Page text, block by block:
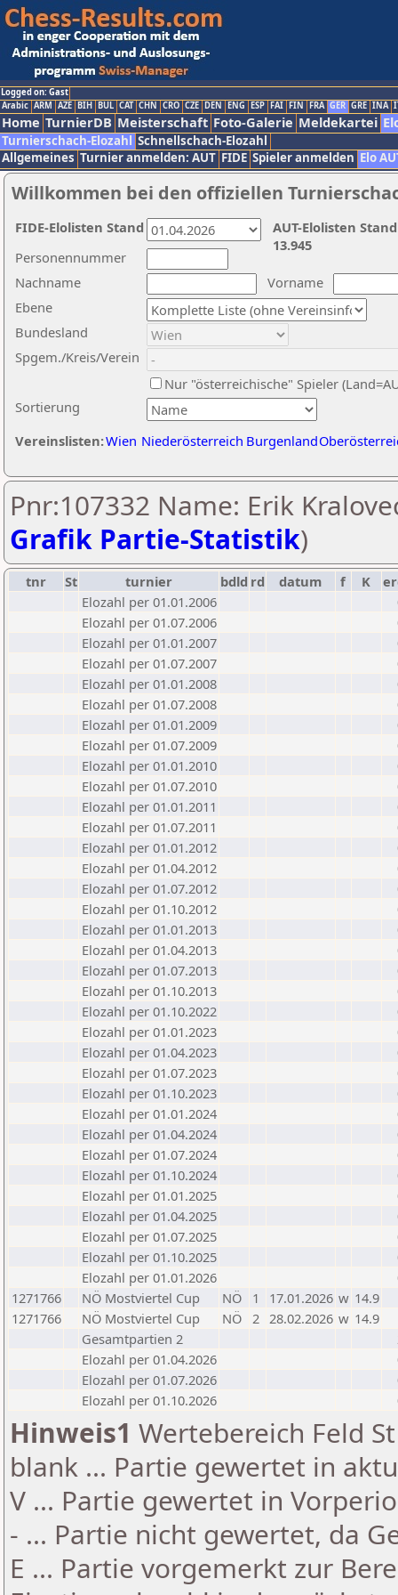
Logged on: Gast
Arabic ARM AZE BIH BUL CAT CHN CRO CZE DEN ENG ESP FAI FIN FRA GER GRE INA
Home TurnierDB Meisterschaft Foto-Galerie Meldekartei
Turnierschach-Elozahl Schnellschach-Elozahl
Allgemeines Turnier anmelden: AUT FIDE Spieler anmelden Elo
Willkommen bei den offiziellen
Nachname
Vorname
Ebene
Sortierung
Personennummer
Bundesland
Spgem./Kreis/Verein
Nur "österreichische" Spieler
Vereinslisten:Wien Niederösterreich Burgenland
AUT-Elolisten
13.945
FIDE-Elolisten Stand
Pnr:107332 Name: Erik
Grafik Partie-Statistik)
tnr St turnier bdld rd datum f K
Elozahl per 01.01.2006
Elozahl per 01.07.2006
Elozahl per 01.01.2007
Elozahl per 01.07.2007
Elozahl per 01.01.2008
Elozahl per 01.07.2008
Elozahl per 01.01.2009
Elozahl per 01.07.2009
Elozahl per 01.01.2010
Elozahl per 01.07.2010
Elozahl per 01.01.2011
Elozahl per 01.07.2011
Elozahl per 01.01.2012
Elozahl per 01.04.2012
Elozahl per 01.07.2012
Elozahl per 01.10.2012
Elozahl per 01.01.2013
Elozahl per 01.04.2013
Elozahl per 01.07.2013
Elozahl per 01.10.2013
Elozahl per 01.10.2022
Elozahl per 01.01.2023
Elozahl per 01.04.2023
Elozahl per 01.07.2023
Elozahl per 01.10.2023
Elozahl per 01.01.2024
Elozahl per 01.04.2024
Elozahl per 01.07.2024
Elozahl per 01.10.2024
Elozahl per 01.01.2025
Elozahl per 01.04.2025
Elozahl per 01.07.2025
Elozahl per 01.10.2025
Elozahl per 01.01.2026
1271766
NÖ Mostviertel Cup NÖ 1 17.01.2026 w 14.9
1271766
NÖ Mostviertel Cup NÖ 2 28.02.2026 w 14.9
Gesamtpartien 2
Elozahl per 01.04.2026
Elozahl per 01.07.2026
Elozahl per 01.10.2026
Hinweis1 Wertebereich Feld
blank ... Partie gewertet in
V ... Partie gewertet in
- ... Partie nicht gewertet, da
E ... Partie vorgemerkt zur